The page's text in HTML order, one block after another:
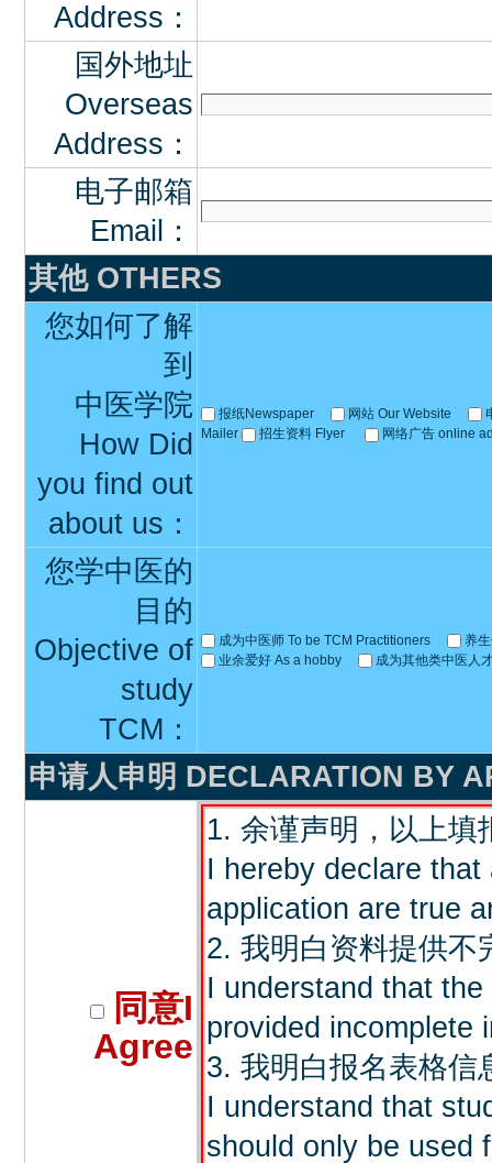
Address：
国外地址
Overseas
Address：
电子邮箱
Email：
其他 OTHERS
您如何了解
到
中医学院
How Did
you find out
about us：
报纸Newspaper 网站 Our Website
Mailer
招生资料 Flyer 网络广告 online
您学中医的
目的
Objective of
study
TCM：
成为中医师 To be TCM Practitioners
养
业余爱好 As a hobby
成为其他类中医人
申请人申明 DECLARATION BY
同意I
Agree
1. 余谨声明，以上填
I hereby declare
application are true
2. 我明白资料提供不
I understand that
provided incomplete
3. 我明白报名表格信
I understand that
should only be used